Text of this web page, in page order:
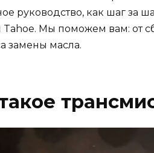
руководство, как шаг за
Tahoe. Мы поможем вам: от
замены масла.